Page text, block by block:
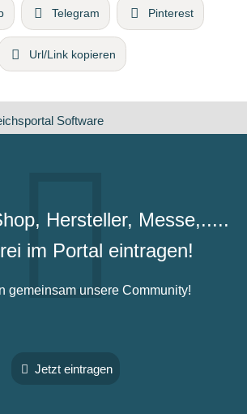
Telegram Pinterest
Url/Link kopieren
Hersteller, Messe,.....
im Portal eintragen!
gemeinsam unsere Community!
Jetzt eintragen